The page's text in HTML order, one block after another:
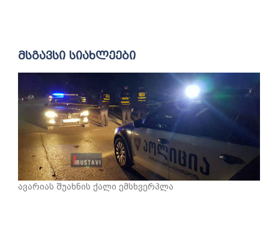
მსგავსი სიახლეები
ავარიას შუახნის ქალი ემსხვერპლა